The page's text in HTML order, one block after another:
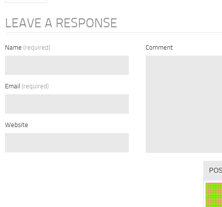
LEAVE A RESPONSE
Name (required)
Email (required)
Website
Comment